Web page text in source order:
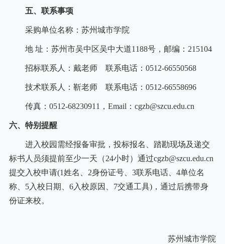
五、联系事项
采购单位名称：苏州城市学院
地 址：苏州市吴中区吴中大道1188号，邮编：215104
招标联系人：戴老师 联系电话：0512-66550568
技术联系人：靳老师 联系电话：0512-66558696
传真：0512-68230911，Email：cgzb@szcu.edu.cn
六、特别提醒
进入校园需经报备审批，投标报名、踏勘现场及递交
标书人员须提前至少一天（24小时）通过cgzb@szcu.edu.cn
提交入校申请(1姓名、2身份证号、3联系电话、4单位名
称、5入校日期、6入校原因、7交通工具)，通过后携带身
份证来校。
苏州城市学院